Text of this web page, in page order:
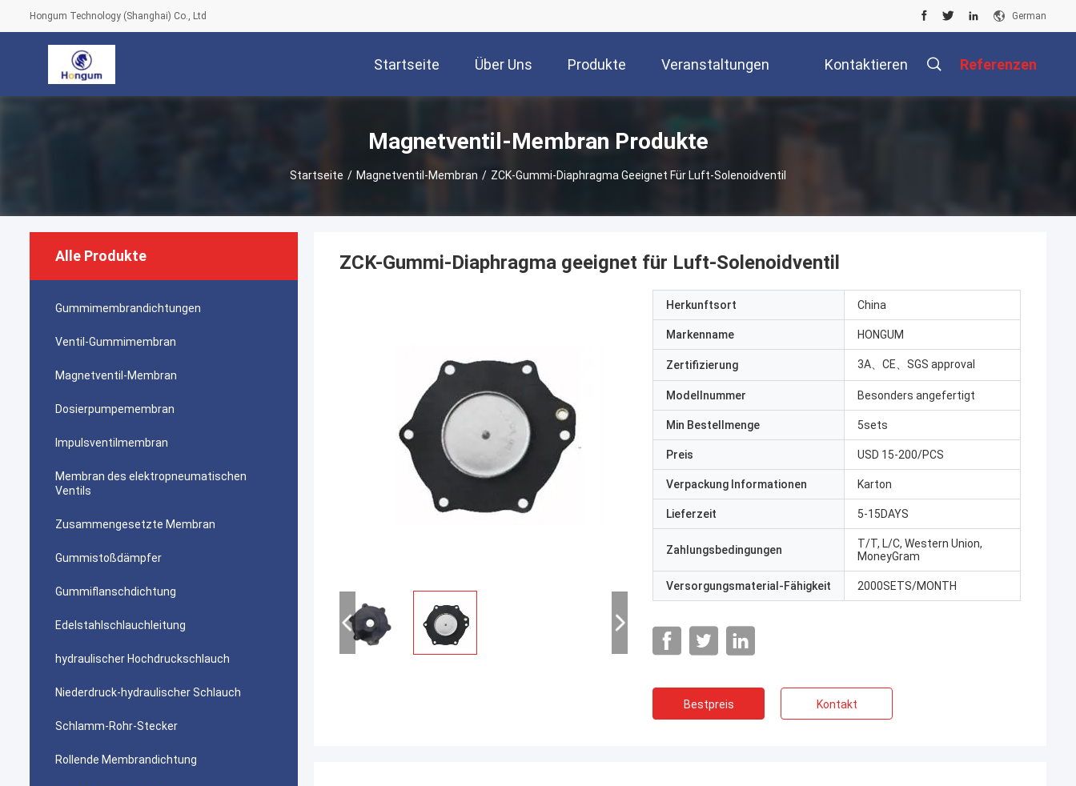
Hongum Technology (Shanghai) Co., Ltd German
Startseite Über Uns Produkte Veranstaltungen Kontaktieren Referenzen
Magnetventil-Membran Produkte
Startseite / Magnetventil-Membran / ZCK-Gummi-Diaphragma Geeignet Für Luft-Solenoidventil
Alle Produkte
Gummimembrandichtungen
Ventil-Gummimembran
Magnetventil-Membran
Dosierpumpemembran
Impulsventilmembran
Membran des elektropneumatischen
Ventils
Zusammengesetzte Membran
Gummistoßdämpfer
Gummiflanschdichtung
Edelstahlschlauchleitung
hydraulischer Hochdruckschlauch
Niederdruck-hydraulischer Schlauch
Schlamm-Rohr-Stecker
Rollende Membrandichtung
ZCK-Gummi-Diaphragma geeignet für Luft-Solenoidventil
Herkunftsort China
Markenname HONGUM
Zertifizierung 3A、CE、SGS approval
Modellnummer Besonders angefertigt
Min Bestellmenge 5sets
Preis USD 15-200/PCS
Verpackung Informationen Karton
Lieferzeit 5-15DAYS
Zahlungsbedingungen
T/T, L/C, Western Union,
MoneyGram
Versorgungsmaterial-Fähigkeit 2000SETS/MONTH
Bestpreis Kontakt